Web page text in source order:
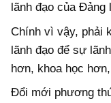
lãnh đạo của
Chính vì vậy, phải
lãnh đạo để sự
hơn, khoa học
Đổi mới phương